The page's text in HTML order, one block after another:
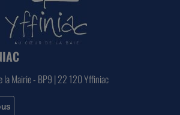
la Mairie - BP9 | 22 120 Yffiniac